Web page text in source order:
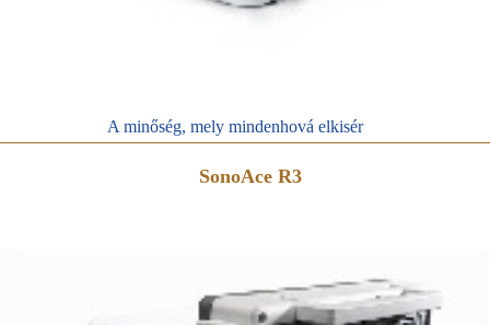
A minőség, mely mindenhová elkisér
SonoAce R3